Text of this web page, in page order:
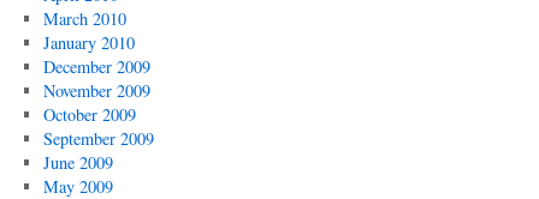
March 2010
January 2010
December 2009
November 2009
October 2009
September 2009
June 2009
May 2009